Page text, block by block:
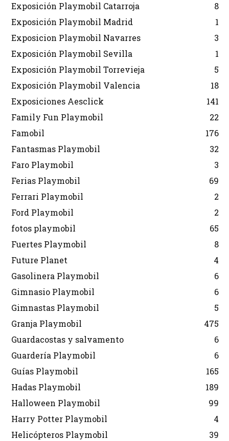
Exposición Playmobil Catarroja
8
Exposición Playmobil Madrid
1
Exposicion Playmobil Navarres
3
Exposición Playmobil Sevilla
1
Exposición Playmobil Torrevieja
5
Exposición Playmobil Valencia
18
Exposiciones Aesclick
141
Family Fun Playmobil
22
Famobil
176
Fantasmas Playmobil
32
Faro Playmobil
3
Ferias Playmobil
69
Ferrari Playmobil
2
Ford Playmobil
2
fotos playmobil
65
Fuertes Playmobil
8
Future Planet
4
Gasolinera Playmobil
6
Gimnasio Playmobil
6
Gimnastas Playmobil
5
Granja Playmobil
475
Guardacostas y salvamento
6
Guardería Playmobil
6
Guías Playmobil
165
Hadas Playmobil
189
Halloween Playmobil
99
Harry Potter Playmobil
4
Helicópteros Playmobil
39